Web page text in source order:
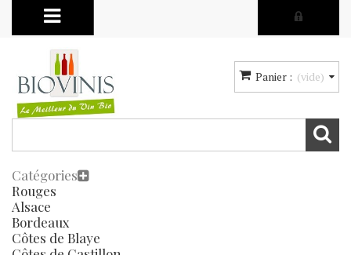
Catégories
Rouges
Alsace
Bordeaux
Côtes de Blaye
Panier : (vide)